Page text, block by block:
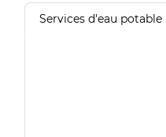
Services d'eau potable